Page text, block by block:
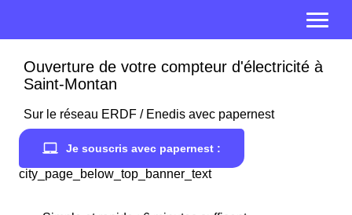
Ouverture de votre compteur d'électricité à
Saint-Montan
Sur le réseau ERDF / Enedis avec papernest
Je souscris avec papernest :
city_page_below_top_banner_text